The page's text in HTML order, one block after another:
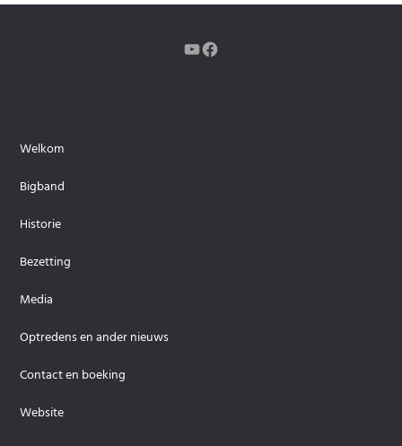
Kanaal
Facebook
Welkom
Bigband
Historie
Bezetting
Media
Optredens en ander nieuws
Contact en boeking
Website